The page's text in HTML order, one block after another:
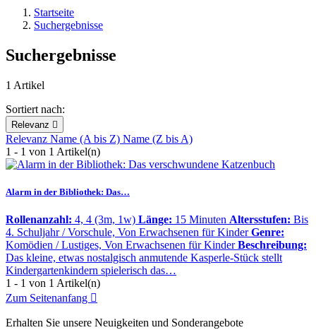
Startseite
Suchergebnisse
Suchergebnisse
1 Artikel
Sortiert nach:
Relevanz 
Relevanz Name (A bis Z) Name (Z bis A)
1 - 1 von 1 Artikel(n)
Alarm in der Bibliothek: Das…
Rollenanzahl: 4, 4 (3m, 1w) Länge: 15 Minuten Altersstufen: Bis
4. Schuljahr / Vorschule, Von Erwachsenen für Kinder Genre:
Komödien / Lustiges, Von Erwachsenen für Kinder Beschreibung:
Das kleine, etwas nostalgisch anmutende Kasperle-Stück stellt
Kindergartenkindern spielerisch das…
1 - 1 von 1 Artikel(n)
Zum Seitenanfang 
Erhalten Sie unsere Neuigkeiten und Sonderangebote